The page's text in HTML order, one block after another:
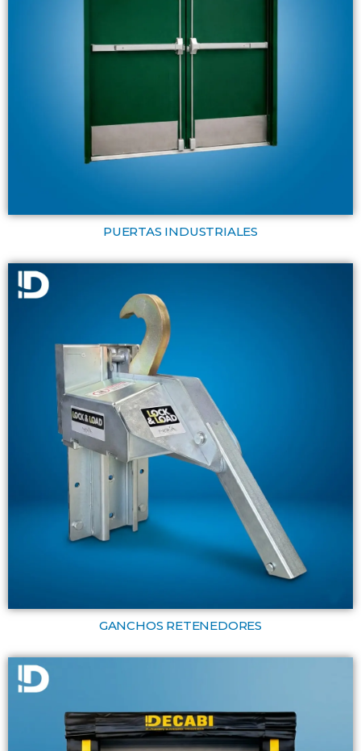
PUERTAS INDUSTRIALES
GANCHOS RETENEDORES